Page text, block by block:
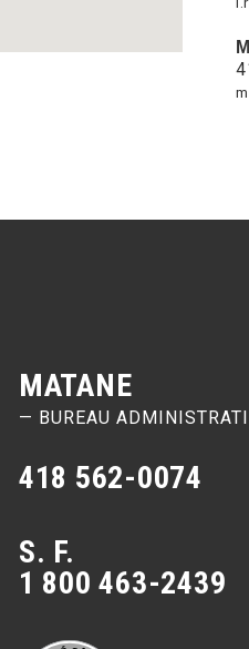
MATANE
— BUREAU
418 562-0074
S. F.
1 800 463-2439